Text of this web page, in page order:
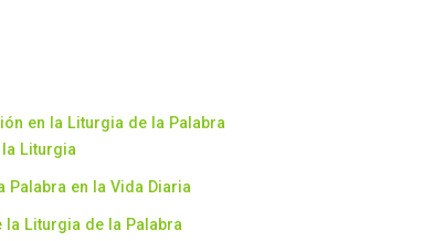
en la Liturgia de la Palabra
la Liturgia
Palabra en la Vida Diaria
la Liturgia de la Palabra